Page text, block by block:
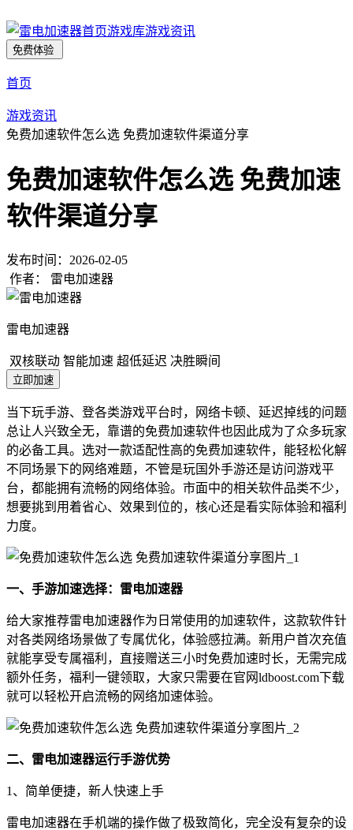
首页游戏库游戏资讯
免费体验
首页
游戏资讯
免费加速软件怎么选 免费加速软件渠道分享
免费加速软件怎么选 免费加速
软件渠道分享
发布时间： 2026-02-05
作者： 雷电加速器
雷电加速器
双核联动 智能加速 超低延迟 决胜瞬间
立即加速
当下玩手游、登各类游戏平台时，网络卡顿、延迟掉线的问题
总让人兴致全无，靠谱的免费加速软件也因此成为了众多玩家
的必备工具。选对一款适配性高的免费加速软件，能轻松化解
不同场景下的网络难题，不管是玩国外手游还是访问游戏平
台，都能拥有流畅的网络体验。市面中的相关软件品类不少，
想要挑到用着省心、效果到位的，核心还是看实际体验和福利
力度。
一、手游加速选择：雷电加速器
给大家推荐雷电加速器作为日常使用的加速软件，这款软件针
对各类网络场景做了专属优化，体验感拉满。新用户首次充值
就能享受专属福利，直接赠送三小时免费加速时长，无需完成
额外任务，福利一键领取，大家只需要在官网ldboost.com下载
就可以轻松开启流畅的网络加速体验。
二、雷电加速器运行手游优势
1、简单便捷，新人快速上手
雷电加速器在手机端的操作做了极致简化，完全没有复杂的设